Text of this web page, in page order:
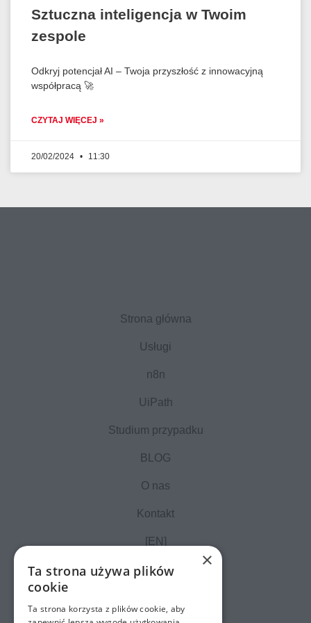
Sztuczna inteligencja w Twoim
zespole
Odkryj potencjał AI – Twoja przyszłość z innowacyjną
współpracą 🚀
CZYTAJ WIĘCEJ »
20/02/2024 11:30
Strona główna
Usługi
n8n
UiPath
Studium przypadku
BLOG
O nas
Kontakt
[EN]
×
Ta strona używa plików
cookie
Ta strona korzysta z plików cookie, aby